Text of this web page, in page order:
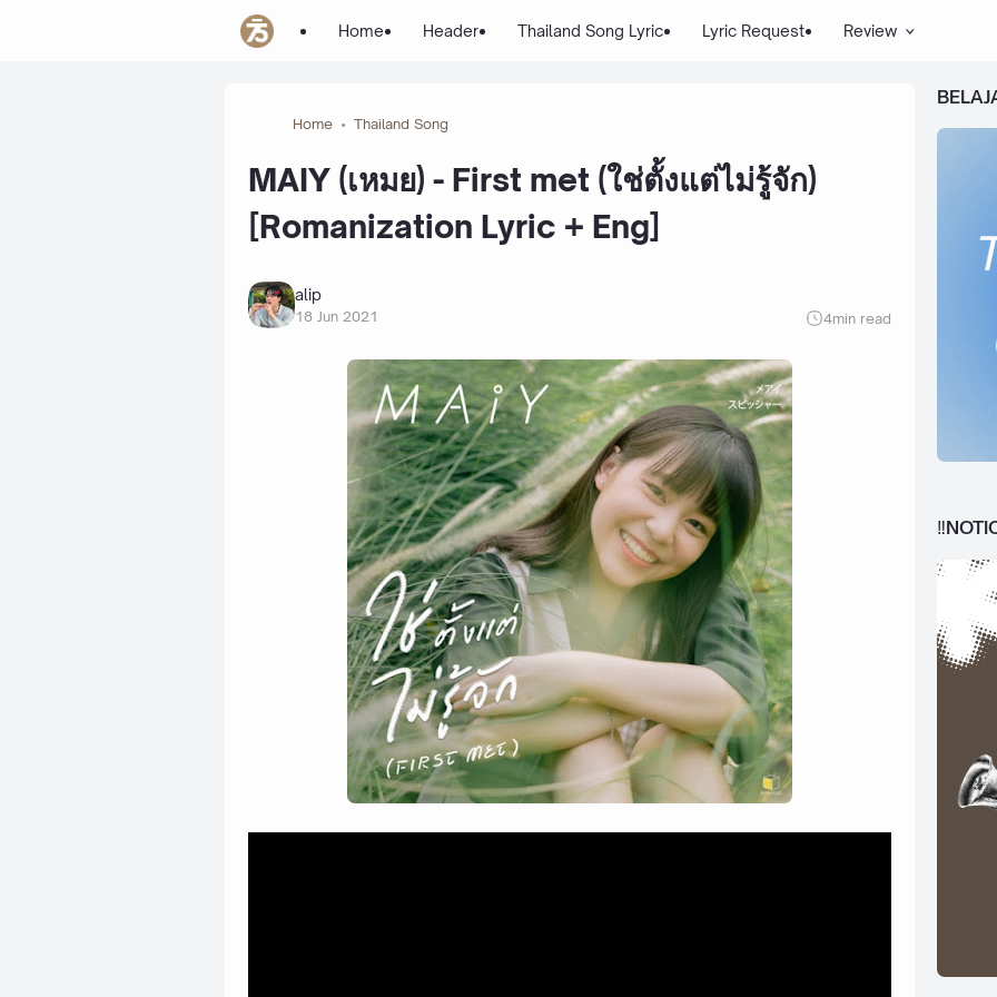
Home Header Thailand Song Lyric Lyric Request Review
Home Thailand Song
MAIY (เหมย) - First met (ใช่ตั้งแต่ไม่รู้จัก)
[Romanization Lyric + Eng]
alip
18 Jun 2021 4min read